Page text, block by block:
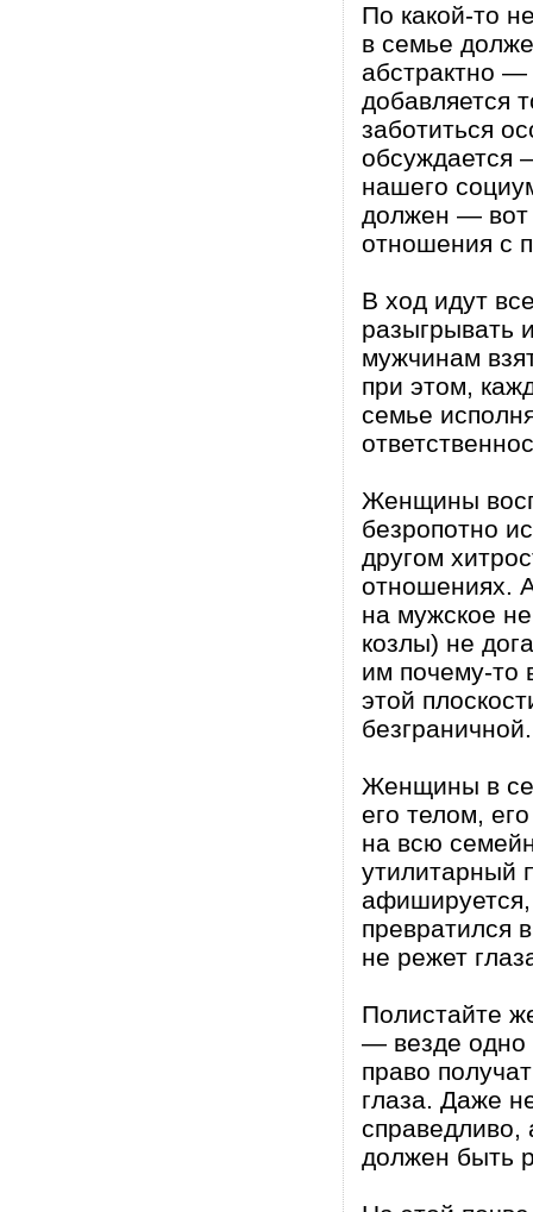
По какой-то
в семье
абстрактно
добавляется
заботиться
обсуждается
нашего
должен — вот
отношения с
В ход идут
разыгрывать
мужчинам
при этом,
семье
Женщины
безропотно
другом
отношениях.
на мужское
козлы) не
им почему-то
этой
безграничной.
Женщины в
его телом,
на всю
утилитарный
афишируется,
превратился
не режет
Полистайте
— везде одно
право
глаза. Даже
справедливо,
должен быть